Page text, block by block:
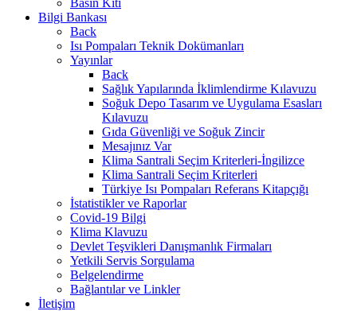
Basın Kiti
Bilgi Bankası
Back
Isı Pompaları Teknik Dokümanları
Yayınlar
Back
Sağlık Yapılarında İklimlendirme Kılavuzu
Soğuk Depo Tasarım ve Uygulama Esasları
Kılavuzu
Gıda Güvenliği ve Soğuk Zincir
Mesajınız Var
Klima Santrali Seçim Kriterleri-İngilizce
Klima Santrali Seçim Kriterleri
Türkiye Isı Pompaları Referans Kitapçığı
İstatistikler ve Raporlar
Covid-19 Bilgi
Klima Klavuzu
Devlet Teşvikleri Danışmanlık Firmaları
Yetkili Servis Sorgulama
Belgelendirme
Bağlantılar ve Linkler
İletişim